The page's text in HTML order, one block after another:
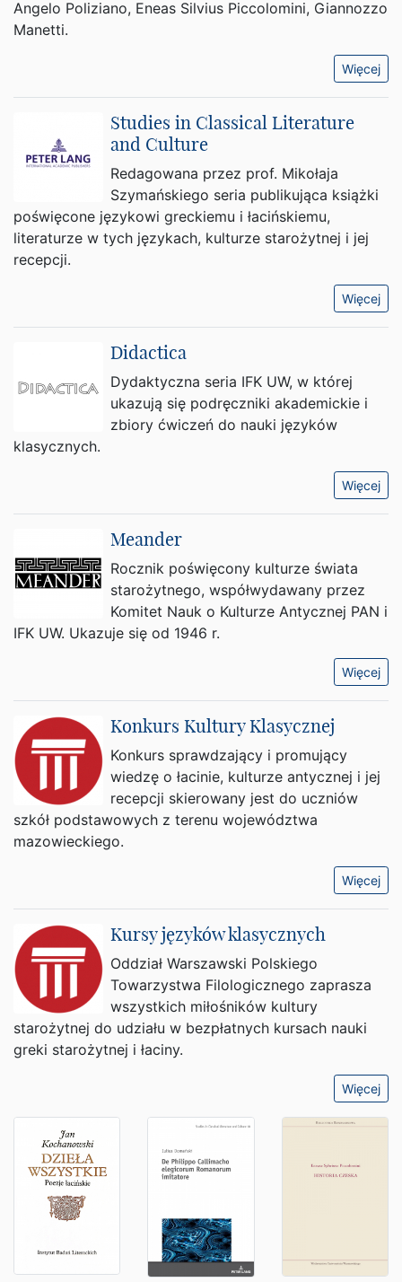
Angelo Poliziano, Eneas Silvius Piccolomini, Giannozzo
Manetti.
Więcej
Studies in Classical Literature
and Culture
Redagowana przez prof. Mikołaja
Szymańskiego seria publikująca książki
poświęcone językowi greckiemu i łacińskiemu,
literaturze w tych językach, kulturze starożytnej i jej
recepcji.
Więcej
Didactica
Dydaktyczna seria IFK UW, w której
ukazują się podręczniki akademickie i
zbiory ćwiczeń do nauki języków
klasycznych.
Więcej
Meander
Rocznik poświęcony kulturze świata
starożytnego, współwydawany przez
Komitet Nauk o Kulturze Antycznej PAN i
IFK UW. Ukazuje się od 1946 r.
Więcej
Konkurs Kultury Klasycznej
Konkurs sprawdzający i promujący
wiedzę o łacinie, kulturze antycznej i jej
recepcji skierowany jest do uczniów
szkół podstawowych z terenu województwa
mazowieckiego.
Więcej
Kursy języków klasycznych
Oddział Warszawski Polskiego
Towarzystwa Filologicznego zaprasza
wszystkich miłośników kultury
starożytnej do udziału w bezpłatnych kursach nauki
greki starożytnej i łaciny.
Więcej